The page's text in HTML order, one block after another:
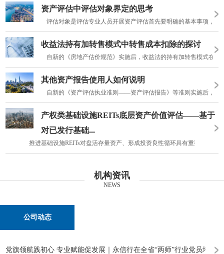
资产评估中评估对象界定的思考
评估对象是评估专业人员开展资产评估首先要明确的基本事项，
收益法持有加转售模式中转售成本扣除的探讨
自新的《房地产估价规范》实施后，收益法的持有加转售模式在
其他资产报告使用人如何说明
自新的《资产评估执业准则——资产评估报告》等准则实施后，资
产权类基础设施REITs底层资产价值评估——基于
对已发行基础...
推进基础设施REITs对盘活存量资产、形成投资良性循环具有重要意义。
机构资讯
NEWS
公司动态
党旗领航践初心 专业赋能促发展｜永信行在全省“两师”行业党员培训